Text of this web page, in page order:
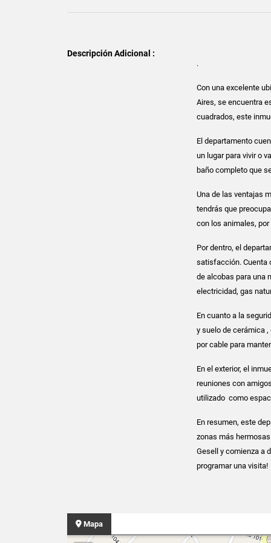
Descripción Adicional :
.
Con una excelente
Aires, se encuentra
cuadrados, este
El departamento
un lugar para vivir o
baño completo que
Una de las ventajas
tendrás que
con los animales,
Por dentro, el
satisfacción. Cuenta
de alcobas para una
electricidad, gas
En cuanto a la
y suelo de cerámica
por cable para
En el exterior, el
reuniones con
utilizado como
En resumen, este
zonas más
Gesell y comienza a
programar una visita!
Mapa